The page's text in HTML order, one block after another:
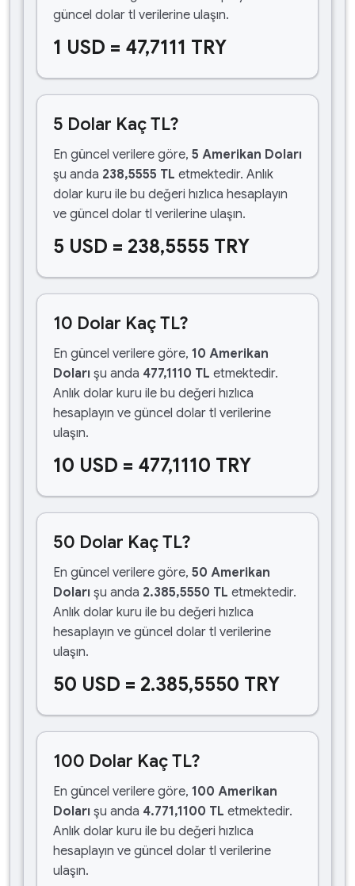
güncel dolar tl verilerine ulaşın.
1 USD = 47,7111 TRY
5 Dolar Kaç TL?
En güncel verilere göre, 5 Amerikan Doları
şu anda 238,5555 TL etmektedir. Anlık
dolar kuru ile bu değeri hızlıca hesaplayın
ve güncel dolar tl verilerine ulaşın.
5 USD = 238,5555 TRY
10 Dolar Kaç TL?
En güncel verilere göre, 10 Amerikan
Doları şu anda 477,1110 TL etmektedir.
Anlık dolar kuru ile bu değeri hızlıca
hesaplayın ve güncel dolar tl verilerine
ulaşın.
10 USD = 477,1110 TRY
50 Dolar Kaç TL?
En güncel verilere göre, 50 Amerikan
Doları şu anda 2.385,5550 TL etmektedir.
Anlık dolar kuru ile bu değeri hızlıca
hesaplayın ve güncel dolar tl verilerine
ulaşın.
50 USD = 2.385,5550 TRY
100 Dolar Kaç TL?
En güncel verilere göre, 100 Amerikan
Doları şu anda 4.771,1100 TL etmektedir.
Anlık dolar kuru ile bu değeri hızlıca
hesaplayın ve güncel dolar tl verilerine
ulaşın.